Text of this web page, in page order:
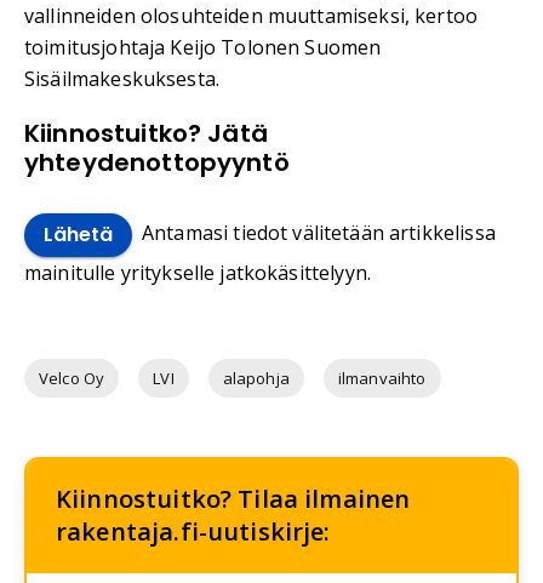
vallinneiden olosuhteiden muuttamiseksi, kertoo
toimitusjohtaja Keijo Tolonen Suomen
Sisäilmakeskuksesta.
Kiinnostuitko? Jätä
yhteydenottopyyntö
Lähetä
Antamasi tiedot välitetään artikkelissa
mainitulle yritykselle jatkokäsittelyyn.
Velco Oy LVI alapohja ilmanvaihto
Kiinnostuitko? Tilaa ilmainen
rakentaja.fi-uutiskirje: